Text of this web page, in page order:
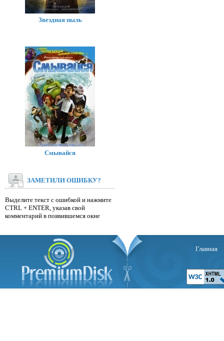
Звездная пыль
Смывайся
ЗАМЕТИЛИ ОШИБКУ?
Выделите текст с ошибкой и нажмите
CTRL + ENTER, указав свой
комментарий в появившемся окне
Главная